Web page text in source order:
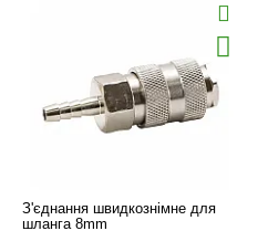
З'єднання швидкознімне для
шланга 8mm